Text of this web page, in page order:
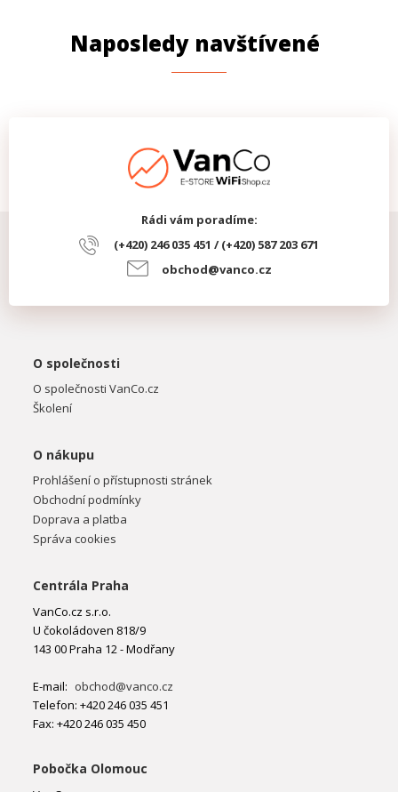
Naposledy navštívené
Rádi vám poradíme:
(+420) 246 035 451 / (+420) 587 203 671
obchod@vanco.cz
O společnosti
O společnosti VanCo.cz
Školení
O nákupu
Prohlášení o přístupnosti stránek
Obchodní podmínky
Doprava a platba
Správa cookies
Centrála Praha
VanCo.cz s.r.o.
U čokoládoven 818/9
143 00 Praha 12 - Modřany
E-mail: obchod@vanco.cz
Telefon: +420 246 035 451
Fax: +420 246 035 450
Pobočka Olomouc